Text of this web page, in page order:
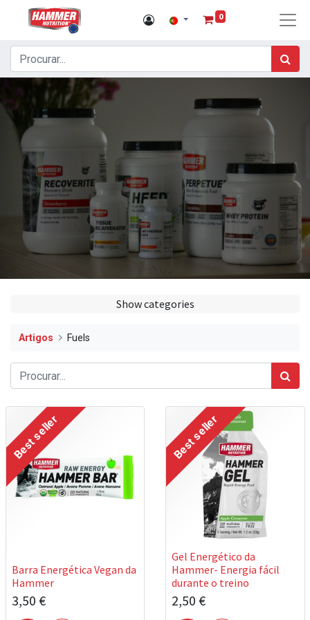
0
Show categories
Artigos Fuels
Barra Energética Vegan da
Hammer
3,50 €
Best seller
Gel Energético da
Hammer- Energia fácil
durante o treino
2,50 €
Best seller